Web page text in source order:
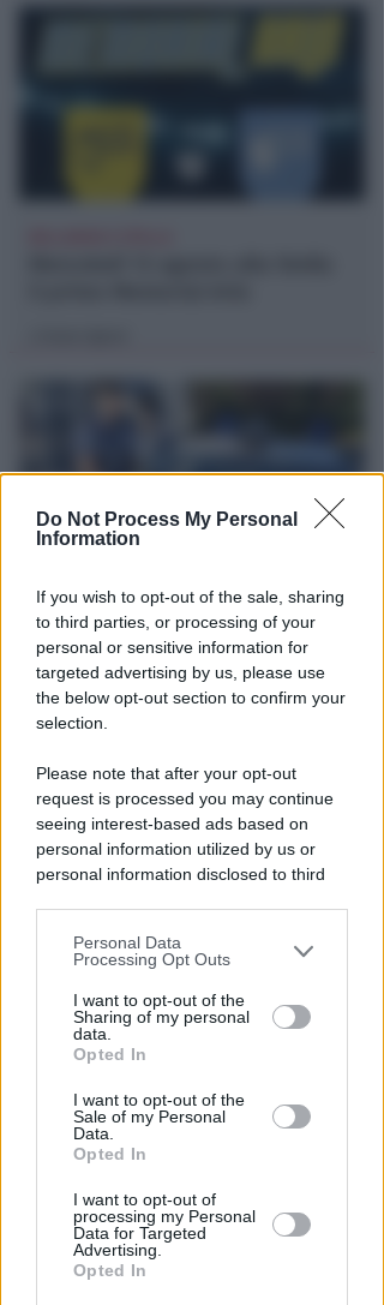
Do Not Process My Personal
Information
If you wish to opt-out of the sale, sharing
to third parties, or processing of your
personal or sensitive information for
targeted advertising by us, please use
the below opt-out section to confirm your
selection.
Please note that after your opt-out
request is processed you may continue
seeing interest-based ads based on
personal information utilized by us or
personal information disclosed to third
You may separately opt-out of the further
disclosure of your personal information
by third parties on the IAB’s list of
downstream participants.
by us to third parties on the IAB’s List of
Downstream Participants that may
further disclose it to other third parties.
Personal Data
Processing Opt Outs
I want to opt-out of the
Sharing of my personal
data.
Opted In
I want to opt-out of the
Sale of my Personal
Data.
Opted In
I want to opt-out of
processing my Personal
Data for Targeted
Advertising.
Opted In
VACANZA TRAGICA
Va in caserma per denunciare la
scomparsa del marito, ma
scopre che è morto
DOPO I RECENTI EPISODI
Sicurezza a Riccione. Il M5S:
serve confronto politico serio e
non scaricabarile
Redazione